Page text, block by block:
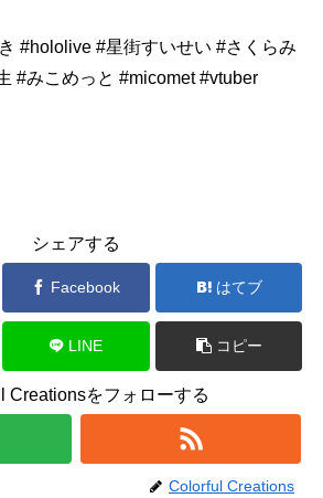
#hololive #星街すいせい #さくらみ
#みこめっと #micomet #vtuber
シェアする
Facebook はてブ
LINE コピー
Creationsをフォローする
Colorful Creations